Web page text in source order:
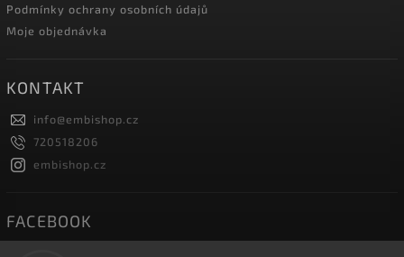
Podmínky ochrany osobních údajů
Moje objednávka
KONTAKT
info@embishop.cz
720518206
embishop.cz
FACEBOOK